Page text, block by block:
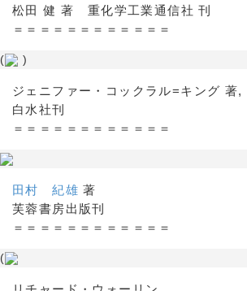
松田 健 著 重化学工業通信社 刊
＝＝＝＝＝＝＝＝＝＝＝＝
( )
ジェニファー・コックラル=キング 著,
白水社刊
＝＝＝＝＝＝＝＝＝＝＝＝
田村 紀雄 著
芙蓉書房出版刊
＝＝＝＝＝＝＝＝＝＝＝＝
(